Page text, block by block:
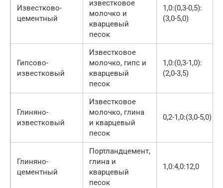
Известково-
цементный
известковое
молочко и
кварцевый
песок
1,0:(0,3-0,5):
(3,0-5,0)
Гипсово-
известковый
Известковое
молочко, гипс и
кварцевый
песок
1,0:(0,3-1,0):
(2,0-3,5)
Глиняно-
известковый
Известковое
молочко, глина
и кварцевый
песок
0,2-1,0:(3,0-5,0)
Глиняно-
цементный
Портландцемент,
глина и
кварцевый
песок
1,0:4,0:12,0